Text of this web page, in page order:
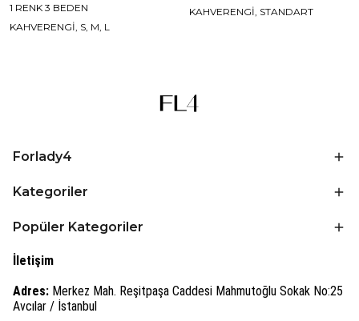
1 RENK 3 BEDEN
KAHVERENGİ, S, M, L
KAHVERENGİ, STANDART
Forlady4
Kategoriler
Popüler Kategoriler
İletişim
Adres: Merkez Mah. Reşitpaşa Caddesi Mahmutoğlu Sokak No:25
Avcılar / İstanbul